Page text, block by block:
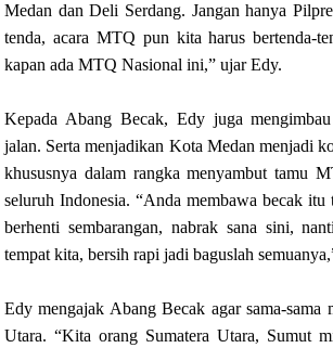
Medan dan Deli Serdang. Jangan hanya
tenda, acara MTQ pun kita harus bertenda-
kapan ada MTQ Nasional ini,” ujar Edy.
Kepada Abang Becak, Edy juga
jalan. Serta menjadikan Kota Medan menjadi
khususnya dalam rangka menyambut tamu
seluruh Indonesia. “Anda membawa becak itu
berhenti sembarangan, nabrak sana sini,
tempat kita, bersih rapi jadi baguslah
Edy mengajak Abang Becak agar sama-sama
Utara. “Kita orang Sumatera Utara, Sumut